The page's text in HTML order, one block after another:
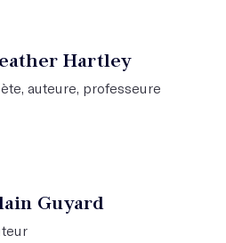
Hartley
auteure, professeure
Guyard